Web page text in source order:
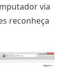
via
reconheça